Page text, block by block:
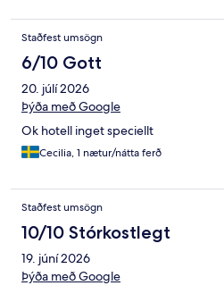
Staðfest umsögn
6/10 Gott
20. júlí 2026
Þýða með Google
Ok hotell inget speciellt
Cecilia, 1 nætur/nátta ferð
Staðfest umsögn
10/10 Stórkostlegt
19. júní 2026
Þýða með Google